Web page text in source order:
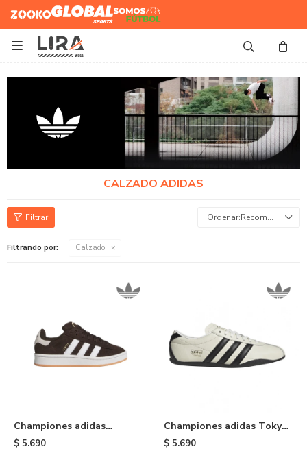
Zooko Global Sports
Somos
Futbol

CALZADO ADIDAS
Recomendados
Filtrando por: Calzado
Championes adidas
Campus 00S De Niño -
$ 5.690
Championes adidas Tokyo
- Black & White
$ 5.690